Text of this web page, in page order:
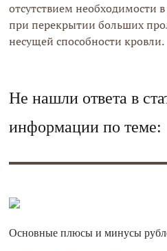
отсутствием необходимости
при перекрытии больших
несущей способности кровли.
Не нашли ответа в
информации по теме:
Основные плюсы и минусы